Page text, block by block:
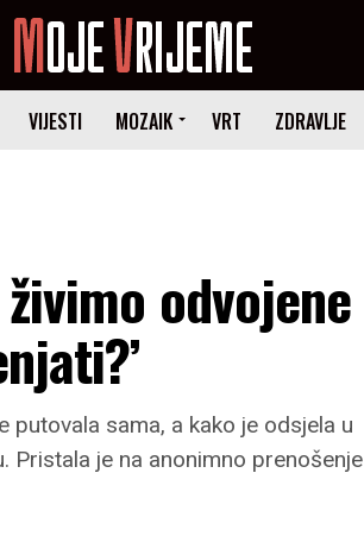
VIJESTI MOZAIK VRT ZDRAVLJE
odvojene
putovala sama, a kako je odsjela u
Pristala je na anonimno prenošenje